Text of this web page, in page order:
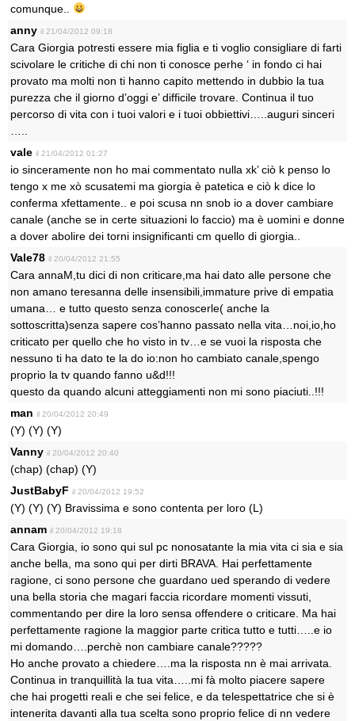
comunque..
anny il 21/04/2012 09:18
Cara Giorgia potresti essere mia figlia e ti voglio consigliare di farti
scivolare le critiche di chi non ti conosce perhe ‘ in fondo ci hai
provato ma molti non ti hanno capito mettendo in dubbio la tua
purezza che il giorno d’oggi e’ difficile trovare. Continua il tuo
percorso di vita con i tuoi valori e i tuoi obbiettivi…..auguri sinceri
vale il 21/04/2012 01:27
io sinceramente non ho mai commentato nulla xk’ ciò k penso lo
tengo x me xò scusatemi ma giorgia è patetica e ciò k dice lo
conferma xfettamente.. e poi scusa nn snob io a dover cambiare
canale (anche se in certe situazioni lo faccio) ma è uomini e donne
a dover abolire dei torni insignificanti cm quello di giorgia..
Vale78 il 20/04/2012 21:55
Cara annaM,tu dici di non criticare,ma hai dato alle persone che
non amano teresanna delle insensibili,immature prive di empatia
umana… e tutto questo senza conoscerle( anche la
sottoscritta)senza sapere cos’hanno passato nella vita…noi,io,ho
criticato per quello che ho visto in tv…e se vuoi la risposta che
nessuno ti ha dato te la do io:non ho cambiato canale,spengo
proprio la tv quando fanno u&d!!!
questo da quando alcuni atteggiamenti non mi sono piaciuti..!!!
man il 20/04/2012 20:49
(Y) (Y) (Y)
Vanny il 20/04/2012 20:40
(chap) (chap) (Y)
JustBabyF il 20/04/2012 19:52
(Y) (Y) (Y) Bravissima e sono contenta per loro (L)
annam il 20/04/2012 19:18
Cara Giorgia, io sono qui sul pc nonosatante la mia vita ci sia e sia
anche bella, ma sono qui per dirti BRAVA. Hai perfettamente
ragione, ci sono persone che guardano ued sperando di vedere
una bella storia che magari faccia ricordare momenti vissuti,
commentando per dire la loro sensa offendere o criticare. Ma hai
perfettamente ragione la maggior parte critica tutto e tutti…..e io
mi domando….perchè non cambiare canale?????
Ho anche provato a chiedere….ma la risposta nn è mai arrivata.
Continua in tranquillità la tua vita…..mi fà molto piacere sapere
che hai progetti reali e che sei felice, e da telespettatrice che si è
intenerita davanti alla tua scelta sono proprio felice di nn vedere